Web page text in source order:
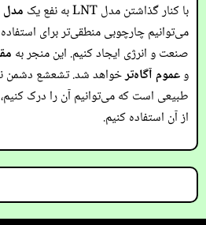
با کنار گذاشتن مدل LNT به نفع یک
مدل
می‌توانیم چارچوبی منطقی‌تر برای
صنعت و انرژی ایجاد کنیم. این منجر به
وعموم آگاه‌ترخواهد شد. تشعشع دشمن
طبیعی است که می‌توانیم آن را درک کنیم،
از آن استفاده کنیم.